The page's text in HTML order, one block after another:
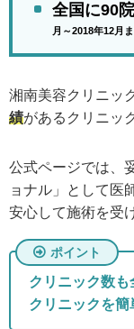
全国に90
月～2018年12月ま
湘南美容クリニッ
績があるクリニッ
公式ページでは、
ョナル」として医
安心して施術を受
クリニック数も
クリニックを簡